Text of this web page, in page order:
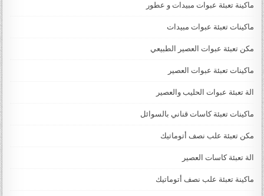
ماكينة تعبئة عبوات مبيدات و عطور
ماكينات تعبئة عبوات مبيدات
مكن تعبئة عبوات العصير الطبيعي
ماكينات تعبئة عبوات العصير
الة تعبئة عبوات الحليب والعصير
ماكينات تعبئة كاسات قناني بالسوائل
مكن تعبئة علب نصف أتوماتيك
الة تعبئة كاسات العصير
ماكينة تعبئة علب نصف أتوماتيك